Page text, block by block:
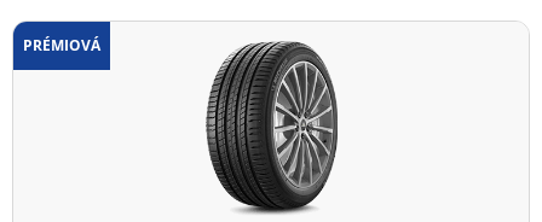
Typ pneumatiky
Všechny typy (3)
PRÉMIOVÁ